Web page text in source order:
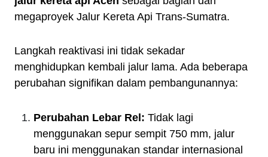
megaproyek Jalur Kereta Api Trans-Sumatra.
Langkah reaktivasi ini tidak sekadar
menghidupkan kembali jalur lama. Ada beberapa
perubahan signifikan dalam pembangunannya:
Perubahan Lebar Rel: Tidak lagi
menggunakan sepur sempit 750 mm, jalur
baru ini menggunakan standar internasional